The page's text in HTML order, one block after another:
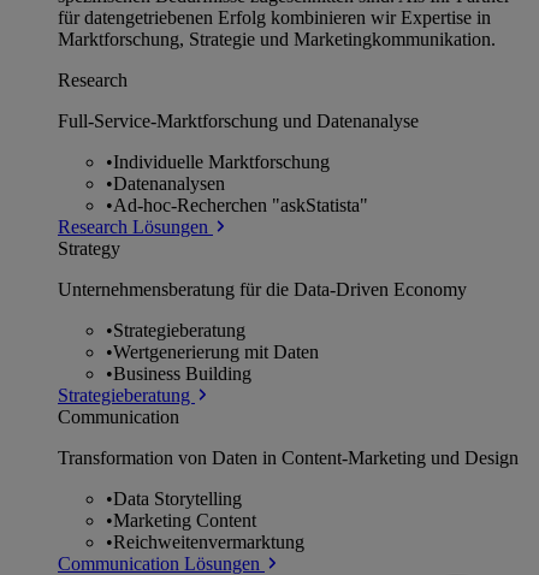
für datengetriebenen Erfolg kombinieren wir Expertise in
Marktforschung, Strategie und Marketingkommunikation.
Research
Full-Service-Marktforschung und Datenanalyse
•Individuelle Marktforschung
•Datenanalysen
•Ad-hoc-Recherchen "askStatista"
Research Lösungen
Strategy
Unternehmens­beratung für die Data-Driven Economy
•Strategieberatung
•Wertgenerierung mit Daten
•Business Building
Strategieberatung
Communication
Transformation von Daten in Content-Marketing und Design
•Data Storytelling
•Marketing Content
•Reichweitenvermarktung
Communication Lösungen